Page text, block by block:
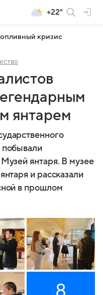
+22°
кризис
янтарем
побывали
янтаря. В музее
и рассказали
в прошлом
8